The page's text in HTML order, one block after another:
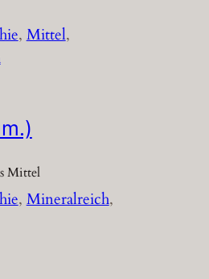
, Mittel
Mittel
, Mineralreich